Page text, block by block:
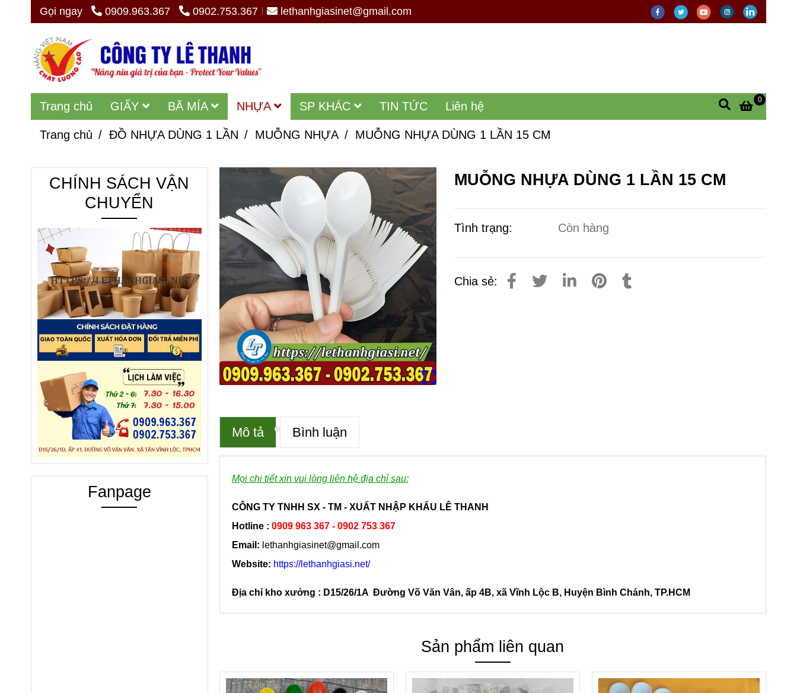
Gọi ngay 0909.963.367 0902.753.367 lethanhgiasinet@gmail.com
Trang chủ GIẤY BÃ MÍA NHỰA SP KHÁC TIN TỨC Liên hệ 0
Trang chủ / ĐỒ NHỰA DÙNG 1 LẦN / MUỖNG NHỰA / MUỖNG NHỰA DÙNG 1 LẦN 15 CM
MUỖNG NHỰA DÙNG 1 LẦN 15 CM
Tình trạng: Còn hàng
Chia sẻ:
Mô tả Bình luận
Mọi chi tiết xin vui lòng liên hệ địa chỉ sau:
CÔNG TY TNHH SX - TM - XUẤT NHẬP KHẨU LÊ THANH
Hotline : 0909 963 367 - 0902 753 367
Email: lethanhgiasinet@gmail.com
Website: https://lethanhgiasi.net/
Địa chỉ kho xưởng : D15/26/1A Đường Võ Văn Vân, ấp 4B, xã Vĩnh Lộc B, Huyện Bình Chánh, TP.HCM
Sản phẩm liên quan
CHÍNH SÁCH VẬN
CHUYỂN
Fanpage